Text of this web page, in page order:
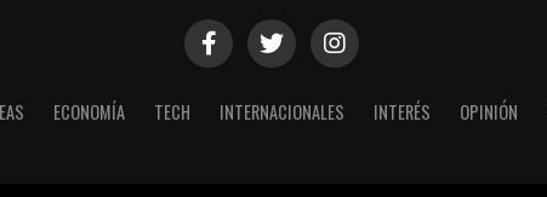
ECONOMÍA TECH INTERNACIONALES INTERÉS OPINIÓN